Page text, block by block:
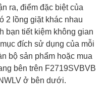
ra, điểm đặc biệt của
2 lồng giặt khác nhau
bạn tiết kiệm không gian
đích sử dụng của mỗi
bộ sản phẩm hoặc mua
bên trên F2719SVBVB
ở bên dưới.